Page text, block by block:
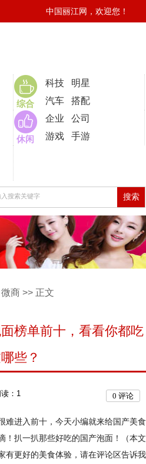
中国丽江网，欢迎您！
综合
科技
明星
汽车
搭配
休闲
企业
公司
游戏
手游
微商 >> 正文
榜单前十，看看你都吃
些？
读：1 0 评论
难进入前十，今天小编就来给国产美食
！扒一扒那些好吃的国产泡面！（本文
有更好的美食体验，请在评论区告诉我